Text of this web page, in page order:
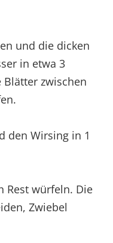
und die dicken
in etwa 3
Blätter zwischen
den Wirsing in 1
Rest würfeln. Die
Zwiebel